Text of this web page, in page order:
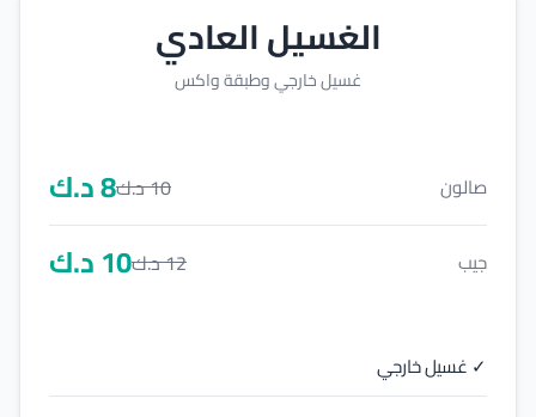
الغسيل العادي
غسيل خارجي وطبقة واكس
صالون 10د.ك8د.ك
جيب 12د.ك10د.ك
✓ غسيل خارجي